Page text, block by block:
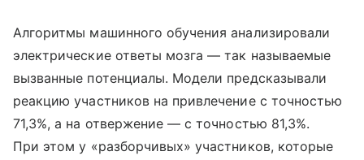
Алгоритмы машинного обучения анализировали
электрические ответы мозга — так называемые
вызванные потенциалы. Модели предсказывали
реакцию участников на привлечение с точностью
71,3%, а на отвержение — с точностью 81,3%.
При этом у «разборчивых» участников, которые